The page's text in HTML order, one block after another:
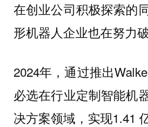
在创业公司积极探索的
形机器人企业也在努力破
2024年，通过推出
必选在行业定制智能机
决方案领域，实现1.41